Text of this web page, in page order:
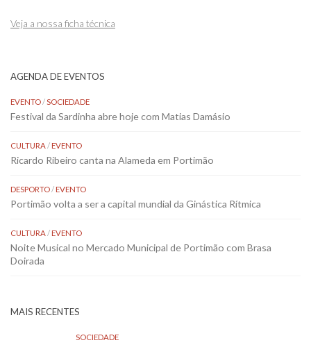
Veja a nossa ficha técnica
AGENDA DE EVENTOS
EVENTO/SOCIEDADE
Festival da Sardinha abre hoje com Matias Damásio
CULTURA/EVENTO
Ricardo Ribeiro canta na Alameda em Portimão
DESPORTO/EVENTO
Portimão volta a ser a capital mundial da Ginástica Rítmica
CULTURA/EVENTO
Noite Musical no Mercado Municipal de Portimão com Brasa
Doirada
MAIS RECENTES
SOCIEDADE